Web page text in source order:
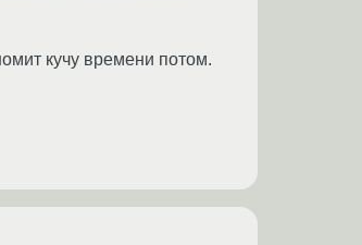
кучу времени потом.